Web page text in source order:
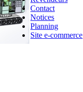
Contact
Notices
Planning
Site e-commerce